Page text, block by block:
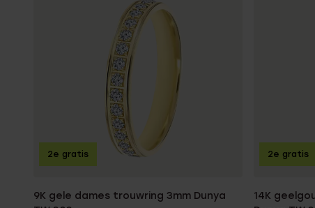
Gepersonaliseerde
Enkelbandjes
Accessoires
9K gele dames trouwring 3mm Dunya
2e gratis
14K
2e gratis